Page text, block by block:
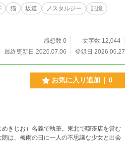
猫 坂道 ノスタルジー
記憶
感想数 0
文字数 12,044
最終更新日 2026.07.06
登録日 2026.06.27
お気に入り追加 0
めきじお）名義で執筆。東北で喫茶店を営む
朗は、梅雨の日に一人の不思議な少女と出会